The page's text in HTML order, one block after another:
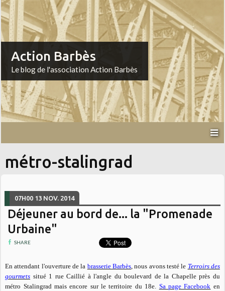
Action Barbès
Le blog de l'association Action Barbès
métro-stalingrad
07H00 13 NOV. 2014
Déjeuner au bord de... la "Promenade
Urbaine"
SHARE
En attendant l'ouverture de la brasserie Barbès, nous avons testé le Terroirs des
gourmets situé 1 rue Caillié à l'angle du boulevard de la Chapelle près du
métro Stalingrad mais encore sur le territoire du 18e. Sa page Facebook en